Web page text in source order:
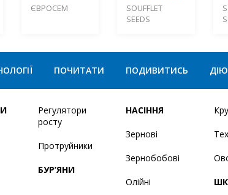
ЄВРОСЕМ
SOUFFLET
SEEDS
ПОЧИТАТИ ПОДИВИТИСЬ
Регулятори
росту
Протруйники
БУР’ЯНИ
НАСІННЯ
Зернові
Зернобобові
Олійні